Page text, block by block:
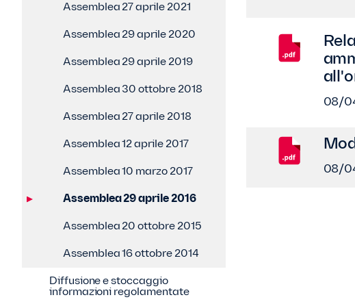
Assemblea 27 aprile 2021
Assemblea 29 aprile 2020
Assemblea 29 aprile 2019
Assemblea 30 ottobre 2018
Assemblea 27 aprile 2018
Assemblea 12 aprile 2017
Assemblea 10 marzo 2017
Assemblea 29 aprile 2016
Assemblea 20 ottobre 2015
Assemblea 16 ottobre 2014
Diffusione e stoccaggio
informazioni regolamentate
08/
08/